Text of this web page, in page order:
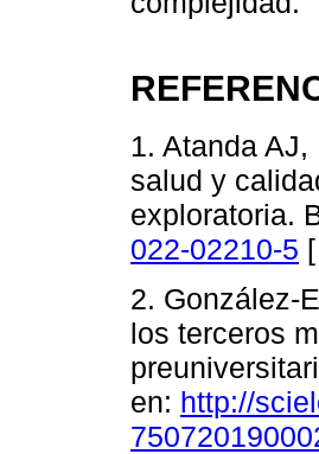
1. Atanda
salud y
exploratoria.
022-02210-5 [
2. González-
los terceros
en: http://